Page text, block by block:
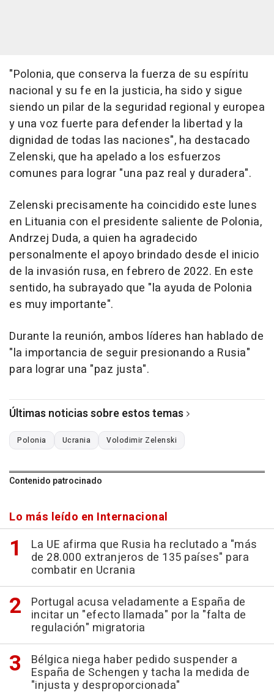
"Polonia, que conserva la fuerza de su espíritu
nacional y su fe en la justicia, ha sido y sigue
siendo un pilar de la seguridad regional y europea
y una voz fuerte para defender la libertad y la
dignidad de todas las naciones", ha destacado
Zelenski, que ha apelado a los esfuerzos
comunes para lograr "una paz real y duradera".
Zelenski precisamente ha coincidido este lunes
en Lituania con el presidente saliente de Polonia,
Andrzej Duda, a quien ha agradecido
personalmente el apoyo brindado desde el inicio
de la invasión rusa, en febrero de 2022. En este
sentido, ha subrayado que "la ayuda de Polonia
es muy importante".
Durante la reunión, ambos líderes han hablado de
"la importancia de seguir presionando a Rusia"
para lograr una "paz justa".
Últimas noticias sobre estos temas
Polonia Ucrania Volodimir Zelenski
Contenido patrocinado
Lo más leído en Internacional
La UE afirma que Rusia ha reclutado a "más
de 28.000 extranjeros de 135 países" para
combatir en Ucrania
Portugal acusa veladamente a España de
incitar un "efecto llamada" por la "falta de
regulación" migratoria
Bélgica niega haber pedido suspender a
España de Schengen y tacha la medida de
"injusta y desproporcionada"